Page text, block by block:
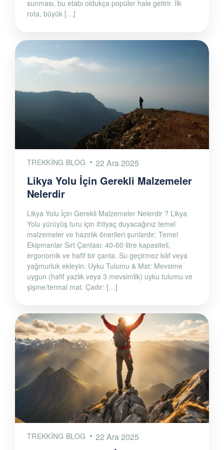
sunması, bu etabı oldukça popüler hale getirir. İlk
rota, büyük […]
TREKKING BLOG 22 Ara 2025
Likya Yolu İçin Gerekli Malzemeler
Nelerdir
Likya Yolu İçin Gerekli Malzemeler Nelerdir ? Likya
Yolu yürüyüş turu için ihtiyaç duyacağınız temel
malzemeler ve hazırlık önerileri şunlardır: Temel
Ekipmanlar Sırt Çantası: 40-60 litre kapasiteli,
ergonomik ve hafif bir çanta. Su geçirmez kılıf veya
yağmurluk ekleyin. Uyku Tulumu & Mat: Mevsime
uygun (hafif yazlık veya 3 mevsimlik) uyku tulumu ve
şişme/termal mat. Çadır: […]
TREKKING BLOG 22 Ara 2025